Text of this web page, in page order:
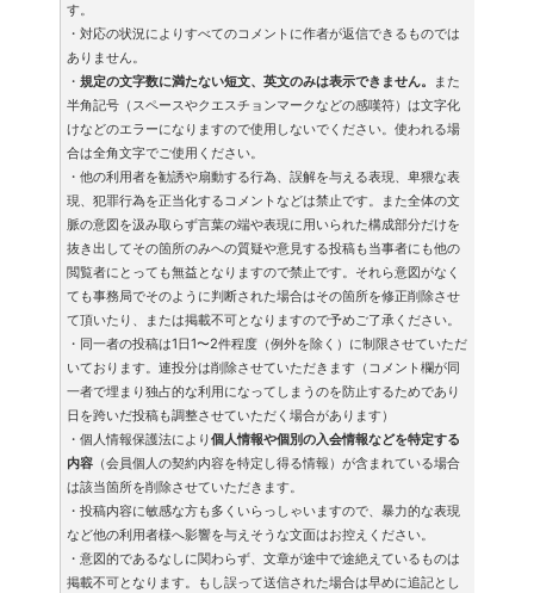
す。
・対応の状況によりすべてのコメントに作者が返信できるものでは
ありません。
・ 規定の文字数に満たない短文、英文のみは表示できません。
また
半角記号（スペースやクエスチョンマークなどの感嘆符）は文字化
けなどのエラーになりますので使用しないでください。使われる場
合は全角文字でご使用ください。
・他の利用者を勧誘や扇動する行為、誤解を与える表現、卑猥な表
現、犯罪行為を正当化するコメントなどは禁止です。また全体の文
脈の意図を汲み取らず言葉の端や表現に用いられた構成部分だけを
抜き出してその箇所のみへの質疑や意見する投稿も当事者にも他の
閲覧者にとっても無益となりますので禁止です。それら意図がなく
ても事務局でそのように判断された場合はその箇所を修正削除させ
て頂いたり、または掲載不可となりますので予めご了承ください。
・同一者の投稿は1日1〜2件程度（例外を除く）に制限させていただ
いております。連投分は削除させていただきます（コメント欄が同
一者で埋まり独占的な利用になってしまうのを防止するためであり
日を跨いだ投稿も調整させていただく場合があります）
・個人情報保護法により個人情報や個別の入会情報などを特定する
内容 （会員個人の契約内容を特定し得る情報）が含まれている場合
は該当箇所を削除させていただきます。
・投稿内容に敏感な方も多くいらっしゃいますので、暴力的な表現
など他の利用者様へ影響を与えそうな文面はお控えください。
・意図的であるなしに関わらず、文章が途中で途絶えているものは
掲載不可となります。もし誤って送信された場合は早めに追記とし